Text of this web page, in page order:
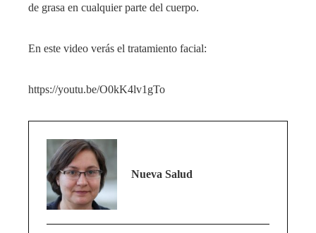
de grasa en cualquier parte del cuerpo.
En este video verás el tratamiento facial:
https://youtu.be/O0kK4lv1gTo
Nueva Salud